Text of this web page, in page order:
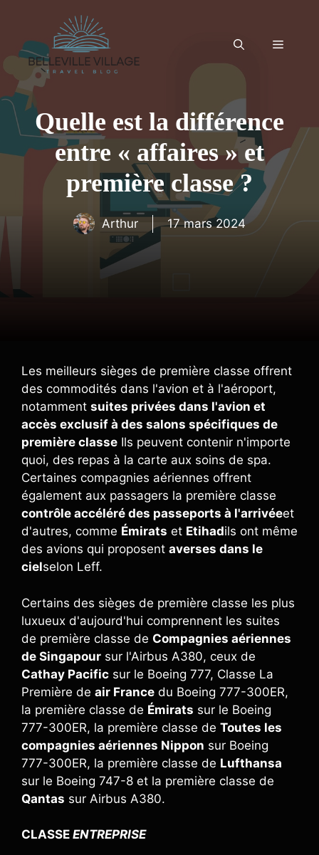
contenu
Menu
Quelle est la différence
entre « affaires » et
première classe ?
Arthur 17 mars 2024
Les meilleurs sièges de première classe offrent
des commodités dans l'avion et à l'aéroport,
notamment suites privées dans l'avion et
accès exclusif à des salons spécifiques de
première classe Ils peuvent contenir n'importe
quoi, des repas à la carte aux soins de spa.
Certaines compagnies aériennes offrent
également aux passagers la première classe
contrôle accéléré des passeports à l'arrivéeet
d'autres, comme Émirats et Etihadils ont même
des avions qui proposent averses dans le
cielselon Leff.
Certains des sièges de première classe les plus
luxueux d'aujourd'hui comprennent les suites
de première classe de Compagnies aériennes
de Singapour sur l'Airbus A380, ceux de
Cathay Pacific sur le Boeing 777, Classe La
Première de air France du Boeing 777-300ER,
la première classe de Émirats sur le Boeing
777-300ER, la première classe de Toutes les
compagnies aériennes Nippon sur Boeing
777-300ER, la première classe de Lufthansa
sur le Boeing 747-8 et la première classe de
Qantas sur Airbus A380.
CLASSE ENTREPRISE